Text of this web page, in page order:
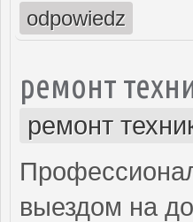
odpowiedz
ремонт
ремонт
выездом на